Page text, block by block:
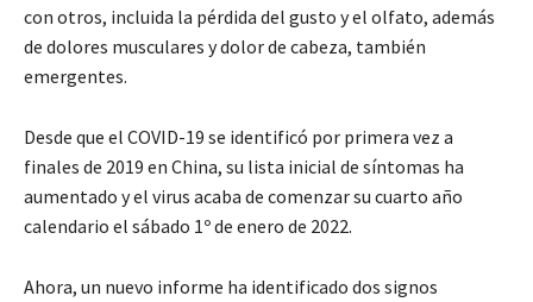
con otros, incluida la pérdida del gusto y el olfato, además
de dolores musculares y dolor de cabeza, también
emergentes.
Desde que el COVID-19 se identificó por primera vez a
finales de 2019 en China, su lista inicial de síntomas ha
aumentado y el virus acaba de comenzar su cuarto año
calendario el sábado 1º de enero de 2022.
Ahora, un nuevo informe ha identificado dos signos